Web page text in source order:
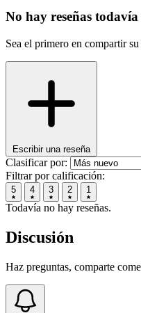
No hay reseñas todavía
Sea el primero en compartir
Escribir una reseña
Clasificar por:
Filtrar por calificación:
5 4 3 2 1
Todavía no hay reseñas.
Discusión
Haz preguntas, comparte